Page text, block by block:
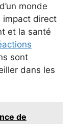
monde
impact direct
et la santé
sont
dans les
de